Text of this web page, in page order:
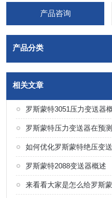
产品咨询
产品分类
相关文章
罗斯蒙特3051压力变送器
罗斯蒙特压力变送器在预
如何优化罗斯蒙特绝压变
罗斯蒙特2088变送器概述
来看看大家是怎么给罗斯